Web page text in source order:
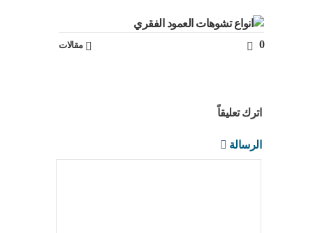
مقالات 0
اترك تعليقاً
الرسالة